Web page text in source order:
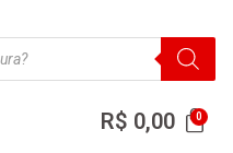
R$ 0,00